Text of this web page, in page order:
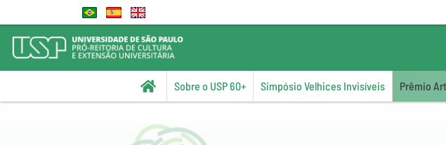
Sobre o USP 60+ Simpósio Velhices Invisíveis Prêmio